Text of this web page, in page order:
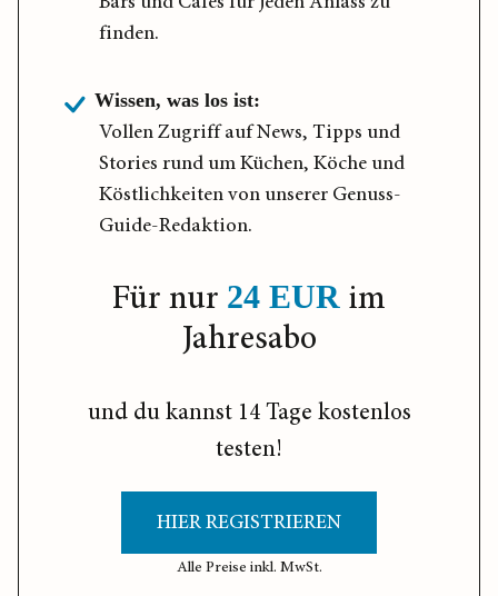
finden.
Wissen, was los ist:
Vollen Zugriff auf News, Tipps und
Stories rund um Küchen, Köche und
Köstlichkeiten von unserer Genuss-
Guide-Redaktion.
Für nur 24 EUR im
Jahresabo
und du kannst 14 Tage kostenlos
testen!
HIER REGISTRIEREN
Alle Preise inkl. MwSt.